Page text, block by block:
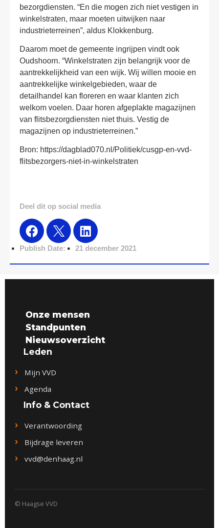
bezorgdiensten. “En die mogen zich niet vestigen in
winkelstraten, maar moeten uitwijken naar
industrieterreinen”, aldus Klokkenburg.
Daarom moet de gemeente ingrijpen vindt ook
Oudshoorn. “Winkelstraten zijn belangrijk voor de
aantrekkelijkheid van een wijk. Wij willen mooie en
aantrekkelijke winkelgebieden, waar de
detailhandel kan floreren en waar klanten zich
welkom voelen. Daar horen afgeplakte magazijnen
van flitsbezorgdiensten niet thuis. Vestig de
magazijnen op industrieterreinen.”
Bron: https://dagblad070.nl/Politiek/cusgp-en-vvd-
flitsbezorgers-niet-in-winkelstraten
Deel dit op social media
Publish Date: 21 december 2021
Onze mensen
Standpunten
Nieuwsoverzicht
Leden
Mijn VVD
Agenda
Info & Contact
Verantwoording
Bijdrage leveren
vvd@denhaag.nl
© Haagse VVD